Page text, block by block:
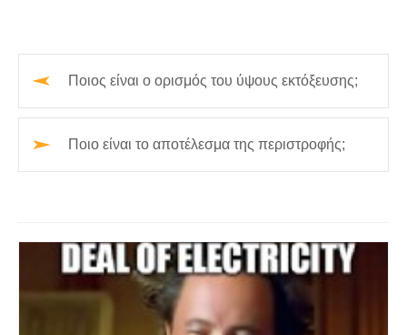
Ποιος είναι ο ορισμός του ύψους εκτόξευσης;
Ποιο είναι το αποτέλεσμα της περιστροφής;